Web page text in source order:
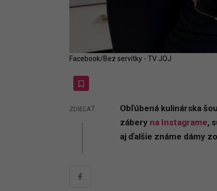
Facebook/Bez servítky - TV JOJ
ZDIEĽAŤ Obľúbená kulinárska šou
zábery na Instagrame,
aj ďalšie známe dámy